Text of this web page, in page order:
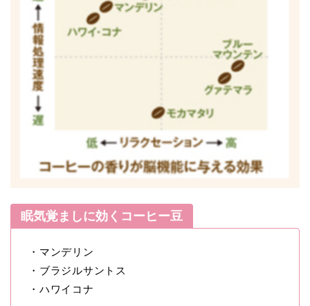
眠気覚ましに効くコーヒー豆
・マンデリン
・ブラジルサントス
・ハワイコナ